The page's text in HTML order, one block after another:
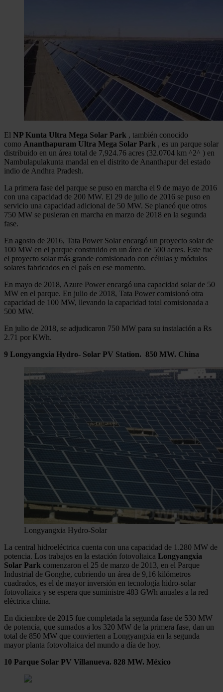
El NP Kunta Ultra Mega Solar Park , también conocido
como Ananthapuram Ultra Mega Solar Park , es un parque solar
distribuido en un área total de 7,924.76 acres (32.0704 km ^2^ ) en
Nambulapulakunta mandal en el distrito de Ananthapur del estado
indio de Andhra Pradesh.
La primera fase del parque se puso en marcha el 9 de mayo de 2016
con una capacidad de 200 MW. El 29 de julio de 2016 se puso en
servicio una capacidad adicional de 50 MW. Se planeó que otros
750 MW se pusieran en marcha en marzo de 2018 en la segunda
fase.
En agosto de 2016, Tata Power Solar encargó un proyecto solar de
100 MW en el parque construido en un área de 500 acres. Este fue
el proyecto solar más grande comisionado con células y módulos
solares fabricados en el país en ese momento.
En mayo de 2018, Azure Power encargó una capacidad solar de 50
MW en el parque. En julio de 2018, Tata Power comisionó otra
capacidad de 100 MW, llevando la capacidad total comisionada a
500 MW.
En julio de 2018, se adjudicaron 750 MW para su instalación a Rs
2.71 por KWh.
9 Longyangxia Hydro- Solar PV Station. 850 MW. China
Longyangxia Hydro-Solar
La central hidroeléctrica cuenta con una capacidad de 1.280 MW de
potencia. Los trabajos en la estación fotovoltaica Longyangxia
Solar Park comenzaron el 25 de marzo de 2013, en el Parque
Industrial de Gonghe, cubriendo un área de 9,16 kilómetros
cuadrados, es el de mayor inversión en tecnología hidro-solar
fotovoltaica y se espera que suministre 483 GWh anuales a la red
eléctrica china.
En diciembre de 2015 fue completada la segunda fase de 530 MW
de potencia, que sumados a los 320 MW de la primera fase, dan un
total de 850 MW que convierten a Longyangxia en la segunda
mayor planta fotovoltaica del mundo a día de hoy.
10 Parque Solar PV Villanueva. 828 MW. México